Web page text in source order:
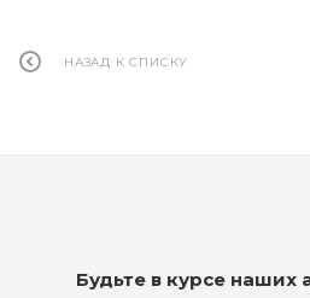
НАЗАД К СПИСКУ
Будьте в курсе наших